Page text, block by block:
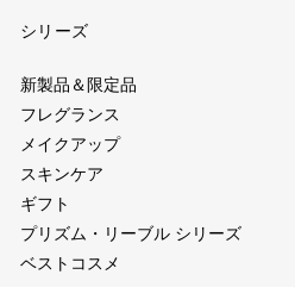
ド
ウ）
ィ
ド
ウ）
シリーズ
新製品＆限定品
フレグランス
メイクアップ
スキンケア
ギフト
プリズム・リーブル シリーズ
ベストコスメ